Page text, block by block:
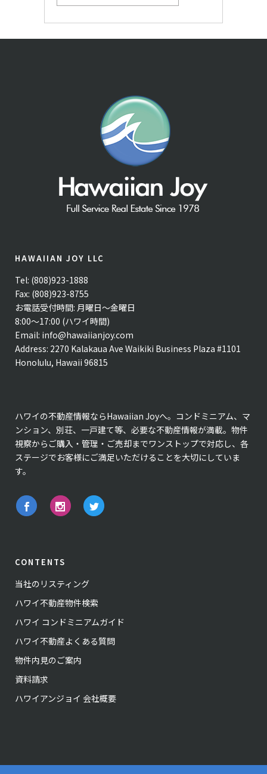
HAWAIIAN JOY LLC
Tel: (808)923-1888
Fax: (808)923-8755
お電話受付時間: 月曜日〜金曜日
8:00〜17:00 (ハワイ時間)
Email: info@hawaiianjoy.com
Address: 2270 Kalakaua Ave Waikiki Business Plaza #1101
Honolulu, Hawaii 96815
ハワイの不動産情報ならHawaiian Joyへ。コンドミニアム、マ
ンション、別荘、一戸建て等、必要な不動産情報が満載。物件
視察からご購入・管理・ご売却までワンストップで対応し、各
ステージでお客様にご満足いただけることを大切にしていま
す。
CONTENTS
当社のリスティング
ハワイ不動産物件検索
ハワイ コンドミニアムガイド
ハワイ不動産よくある質問
物件内見のご案内
資料請求
ハワイアンジョイ 会社概要